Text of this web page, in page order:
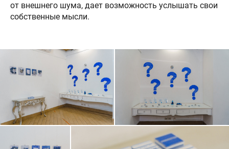
от внешнего шума, дает возможность услышать свои
собственные мысли.